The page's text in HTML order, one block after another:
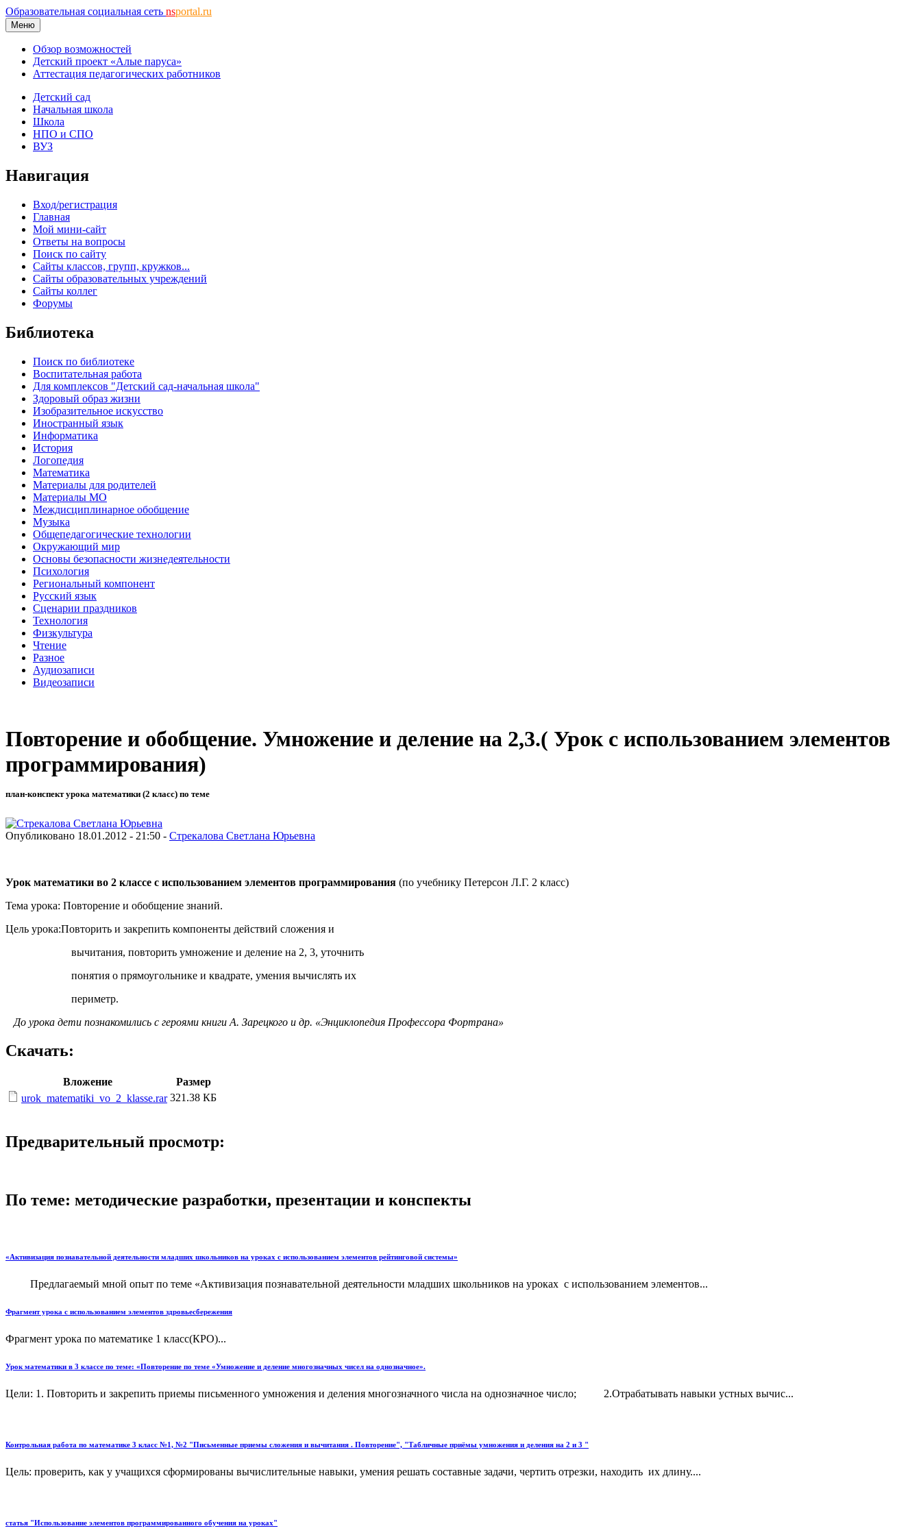
Образовательная социальная сеть nsportal.ru
Меню
Обзор возможностей
Детский проект «Алые паруса»
Аттестация педагогических работников
Детский сад
Начальная школа
Школа
НПО и СПО
ВУЗ
Навигация
Вход/регистрация
Главная
Мой мини-сайт
Ответы на вопросы
Поиск по сайту
Сайты классов, групп, кружков...
Сайты образовательных учреждений
Сайты коллег
Форумы
Библиотека
Поиск по библиотеке
Воспитательная работа
Для комплексов "Детский сад-начальная школа"
Здоровый образ жизни
Изобразительное искусство
Иностранный язык
Информатика
История
Логопедия
Математика
Материалы для родителей
Материалы МО
Междисциплинарное обобщение
Музыка
Общепедагогические технологии
Окружающий мир
Основы безопасности жизнедеятельности
Психология
Региональный компонент
Русский язык
Сценарии праздников
Технология
Физкультура
Чтение
Разное
Аудиозаписи
Видеозаписи
Повторение и обобщение. Умножение и деление на 2,3.( Урок с использованием элементов
программирования)
план-конспект урока математики (2 класс) по теме
Опубликовано 18.01.2012 - 21:50 - Стрекалова Светлана Юрьевна
Урок математики во 2 классе с использованием элементов программирования (по учебнику Петерсон Л.Г. 2 класс)
Тема урока: Повторение и обобщение знаний.
Цель урока:Повторить и закрепить компоненты действий сложения и
вычитания, повторить умножение и деление на 2, 3, уточнить
понятия о прямоугольнике и квадрате, умения вычислять их
периметр.
До урока дети познакомились с героями книги А. Зарецкого и др. «Энциклопедия Профессора Фортрана»
Скачать:
Вложение
Размер
urok_matematiki_vo_2_klasse.rar 321.38 КБ
Предварительный просмотр:
По теме: методические разработки, презентации и конспекты
«Активизация познавательной деятельности младших школьников на уроках с использованием элементов рейтинговой системы»
Предлагаемый мной опыт по теме «Активизация познавательной деятельности младших школьников на уроках с использованием элементов...
Фрагмент урока с использованием элементов здровьесбережения
Фрагмент урока по математике 1 класс(КРО)...
Урок математики в 3 классе по теме: «Повторение по теме «Умножение и деление многозначных чисел на однозначное».
Цели: 1. Повторить и закрепить приемы письменного умножения и деления многозначного числа на однозначное число; 2.Отрабатывать навыки устных вычис...
Контрольная работа по математике 3 класс №1, №2 "Письменные приемы сложения и вычитания . Повторение", "Табличные приёмы умножения и деления на 2 и 3 "
Цель: проверить, как у учащихся сформированы вычислительные навыки, умения решать составные задачи, чертить отрезки, находить их длину....
статья "Использование элементов программированного обучения на уроках"